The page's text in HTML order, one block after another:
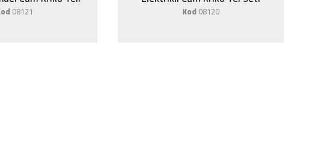
Kod08120
08121